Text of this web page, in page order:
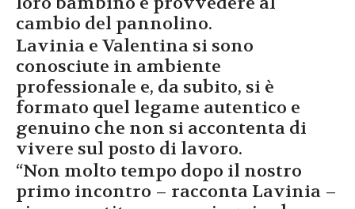
cambio del pannolino.
Lavinia e Valentina si sono
conosciute in ambiente
professionale e, da subito, si è
formato quel legame autentico e
genuino che non si accontenta di
vivere sul posto di lavoro.
“Non molto tempo dopo il nostro
primo incontro – racconta Lavinia –